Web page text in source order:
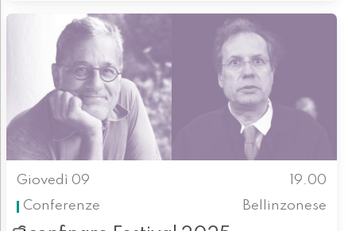
Giovedì 09
19.00
Conferenze
Bellinzonese